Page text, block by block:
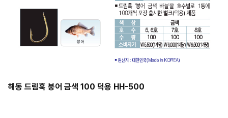
해동 드림훅 붕어 금색 100 덕용 HH-500